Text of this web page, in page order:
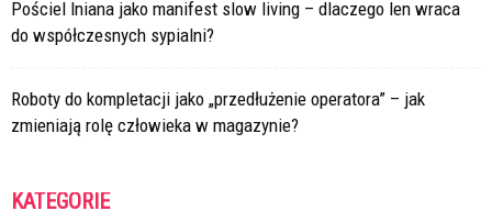
Pościel lniana jako manifest slow living – dlaczego len wraca
do współczesnych sypialni?
Roboty do kompletacji jako „przedłużenie operatora” – jak
zmieniają rolę człowieka w magazynie?
KATEGORIE